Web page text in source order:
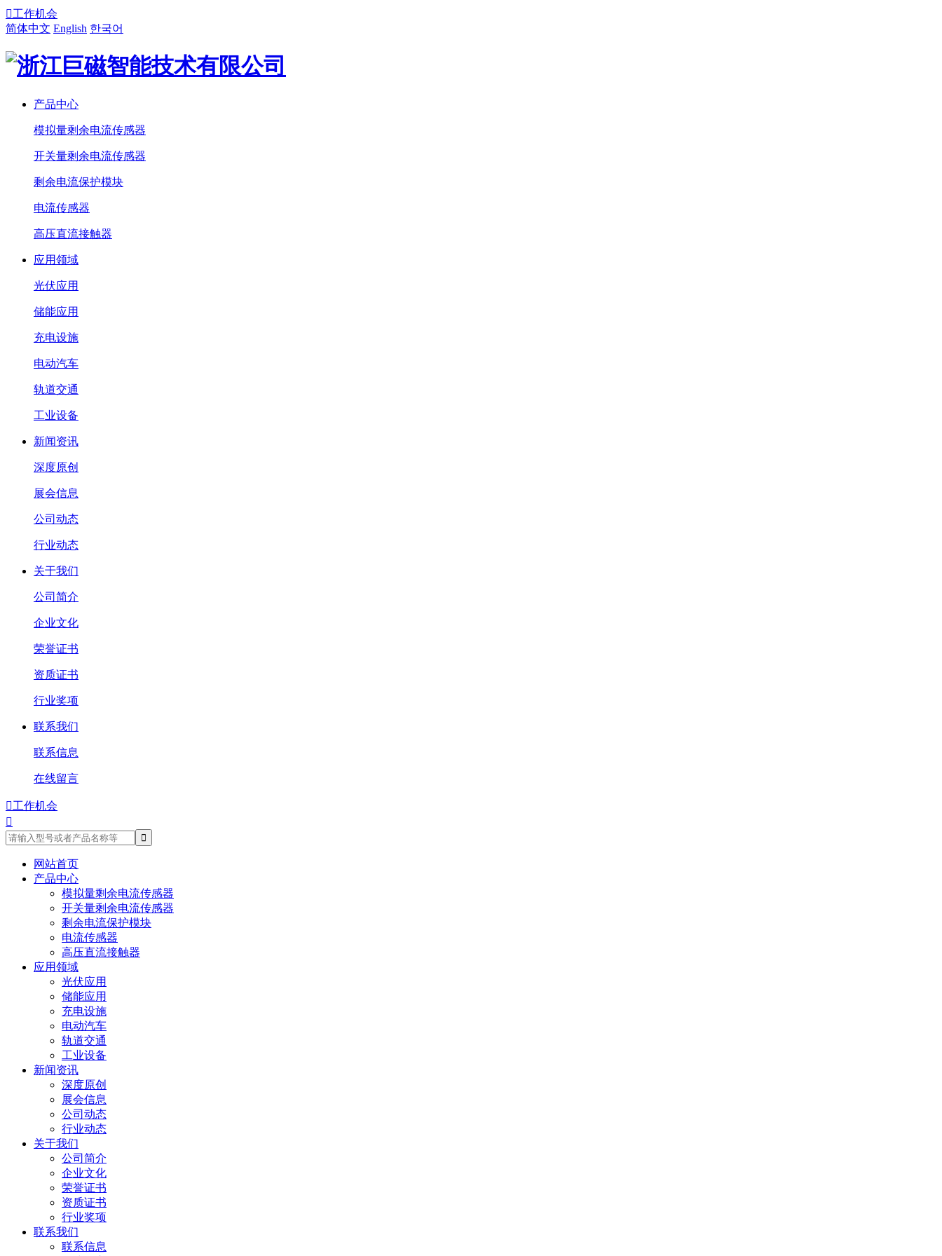
工作机会
简体中文 English 한국어
产品中心
模拟量剩余电流传感器
开关量剩余电流传感器
剩余电流保护模块
电流传感器
高压直流接触器
应用领域
光伏应用
储能应用
充电设施
电动汽车
轨道交通
工业设备
新闻资讯
深度原创
展会信息
公司动态
行业动态
关于我们
公司简介
企业文化
荣誉证书
资质证书
行业奖项
联系我们
联系信息
在线留言
工作机会

网站首页
产品中心
模拟量剩余电流传感器
开关量剩余电流传感器
剩余电流保护模块
电流传感器
高压直流接触器
应用领域
光伏应用
储能应用
充电设施
电动汽车
轨道交通
工业设备
新闻资讯
深度原创
展会信息
公司动态
行业动态
关于我们
公司简介
企业文化
荣誉证书
资质证书
行业奖项
联系我们
联系信息